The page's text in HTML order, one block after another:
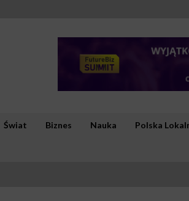
Świat Biznes Nauka Polska